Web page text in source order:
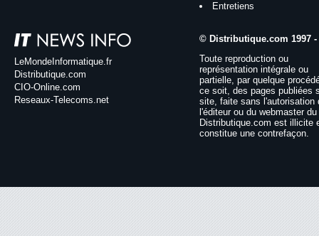
Entretiens
LeMondeInformatique.fr
Distributique.com
CIO-Online.com
Reseaux-Telecoms.net
© Distributique.com 1997 -
Toute reproduction ou
représentation intégrale ou
partielle, par quelque
ce soit, des pages publiées
site, faite sans l'autorisation
l'éditeur ou du webmaster
Distributique.com est illicite
constitue une contrefaçon.